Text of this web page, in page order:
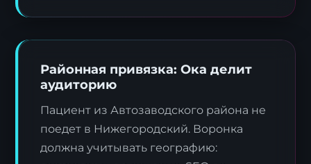
Районная привязка: Ока делит
аудиторию
Пациент из Автозаводского района не
поедет в Нижегородский. Воронка
должна учитывать географию: